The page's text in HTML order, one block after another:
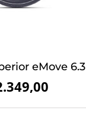
eMove 6.3